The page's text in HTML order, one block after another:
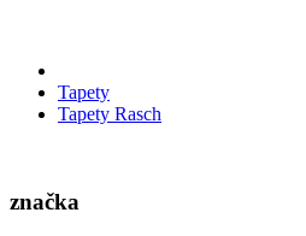
Tapety
Tapety Rasch
značka